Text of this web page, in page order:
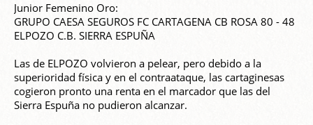
Junior Femenino Oro:
GRUPO CAESA SEGUROS FC CARTAGENA CB ROSA 80 - 48
ELPOZO C.B. SIERRA ESPUÑA
Las de ELPOZO volvieron a pelear, pero debido a la
superioridad física y en el contraataque, las cartaginesas
cogieron pronto una renta en el marcador que las del
Sierra Espuña no pudieron alcanzar.